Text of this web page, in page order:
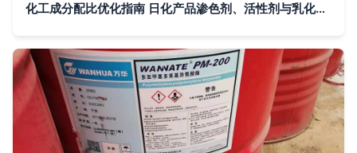
化工成分配比优化指南 日化产品渗色剂、活性剂与乳化剂在空气清香剂中的应用